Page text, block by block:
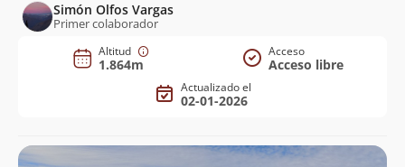
Simón Olfos Vargas
Primer colaborador
Altitud
1.864m
Acceso
Acceso libre
Actualizado el
02-01-2026